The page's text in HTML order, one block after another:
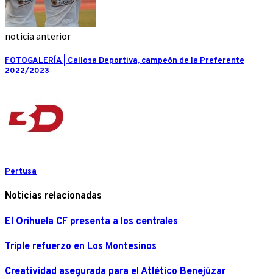
noticia anterior
FOTOGALERÍA | Callosa Deportiva, campeón de la Preferente
2022/2023
Pertusa
Noticias relacionadas
El Orihuela CF presenta a los centrales
Triple refuerzo en Los Montesinos
Creatividad asegurada para el Atlético Benejúzar